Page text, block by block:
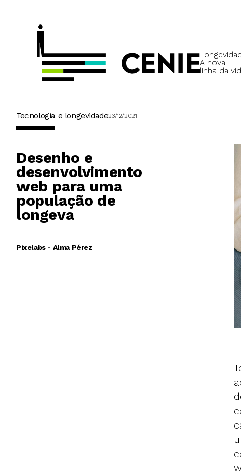
A nova
linha da
Tecnologia e longevidade23/12/2021
Desenho e
desenvolvimento
web para uma
população de
longeva
Pixelabs - Alma Pérez